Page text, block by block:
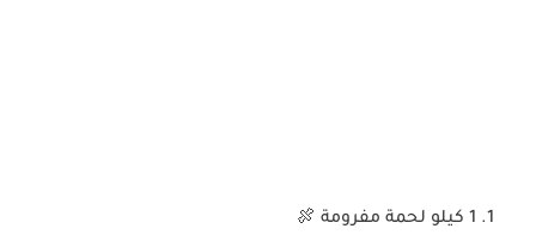
1 كيلو لحمة مفرومة 🍖